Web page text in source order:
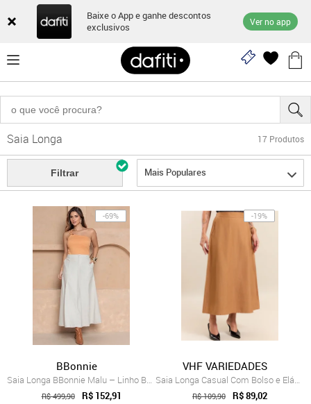
Baixe o App e ganhe descontos
exclusivos
Ver no app
Saia Longa 17 Produtos
Filtrar Mais Populares
-69%
BBonnie
Saia Longa BBonnie Malu – Linho Bege
R$ 499,90 R$ 152,91
-19%
VHF VARIEDADES
Saia Longa Casual Com Bolso e Elástico N...
R$ 109,90 R$ 89,02